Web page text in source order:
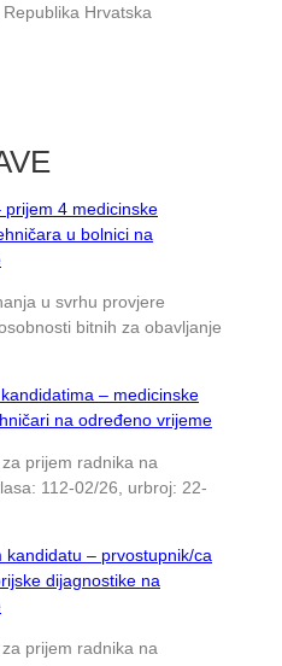
Hrvatska
prijem 4 medicinske
u bolnici na
u svrhu provjere
bitnih za obavljanje
– medicinske
na određeno vrijeme
prijem radnika na
112-02/26, urbroj: 22-
– prvostupnik/ca
dijagnostike na
prijem radnika na